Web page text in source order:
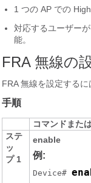
1 つの AP での
対応するユーザー
能。
FRA 無線の
FRA 無線を設定するに
手順
コマンドまた
ステ
ッ
プ 1
enable
例:
Device#